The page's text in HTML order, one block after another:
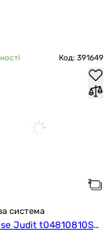
Код: 391649
система
Judit t04810810SQ